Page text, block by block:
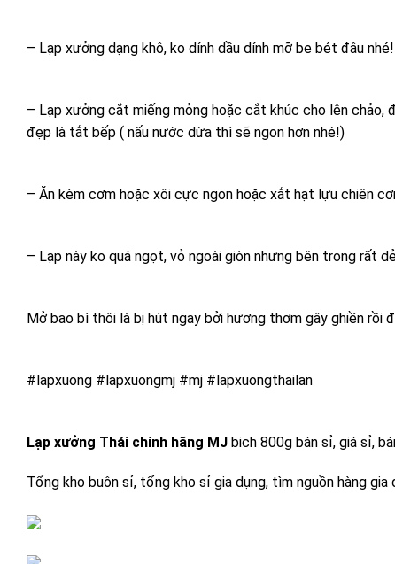
– Lạp xưởng dạng khô, ko dính dầu dính mỡ be bét đâu nhé!
– Lạp xưởng cắt miếng mỏng hoặc cắt khúc cho lên chảo,
đẹp là tắt bếp ( nấu nước dừa thì sẽ ngon hơn nhé!)
– Ăn kèm cơm hoặc xôi cực ngon hoặc xắt hạt lựu chiên
– Lạp này ko quá ngọt, vỏ ngoài giòn nhưng bên trong rất
Mở bao bì thôi là bị hút ngay bởi hương thơm gây ghiền rồi
#lapxuong #lapxuongmj #mj #lapxuongthailan
Lạp xưởng Thái chính hãng MJ bich 800g bán sỉ, giá sỉ,
Tổng kho buôn sỉ, tổng kho sỉ gia dụng, tìm nguồn hàng